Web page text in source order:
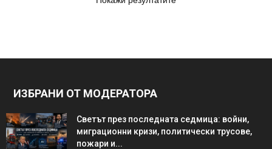
ИЗБРАНИ ОТ МОДЕРАТОРА
Светът през последната седмица: войни,
миграционни кризи, политически трусове,
пожари и...